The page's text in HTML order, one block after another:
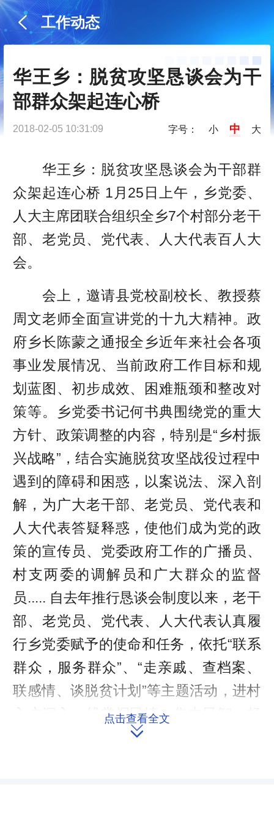
工作动态
华王乡：脱贫攻坚恳谈会为干
部群众架起连心桥
2018-02-05 10:31:09 字号： 小 中 大
华王乡：脱贫攻坚恳谈会为干部群
众架起连心桥 1月25日上午，乡党委、
人大主席团联合组织全乡7个村部分老干
部、老党员、党代表、人大代表百人大
会。
会上，邀请县党校副校长、教授蔡
周文老师全面宣讲党的十九大精神。政
府乡长陈蒙之通报全乡近年来社会各项
事业发展情况、当前政府工作目标和规
划蓝图、初步成效、困难瓶颈和整改对
策等。乡党委书记何书典围绕党的重大
方针、政策调整的内容，特别是“乡村振
兴战略”，结合实施脱贫攻坚战役过程中
遇到的障碍和困惑，以案说法、深入剖
解，为广大老干部、老党员、党代表和
人大代表答疑释惑，使他们成为党的政
策的宣传员、党委政府工作的广播员、
村支两委的调解员和广大群众的监督
员..... 自去年推行恳谈会制度以来，老干
部、老党员、党代表、人大代表认真履
行乡党委赋予的使命和任务，依托“联系
群众，服务群众”、“走亲戚、查档案、
联感情、谈脱贫计划”等主题活动，进村
入户深入一线掌握民情、集中民智、畅
通民意、服务民生，为及时有效解决民
点击查看全文
